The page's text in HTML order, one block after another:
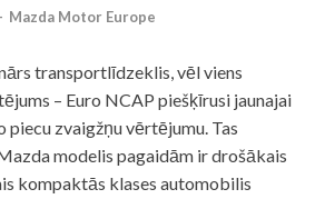
- Mazda Motor Europe
transportlīdzeklis, vēl viens
– Euro NCAP piešķīrusi jaunajai
zvaigžņu vērtējumu. Tas
modelis pagaidām ir drošākais
kompaktās klases automobilis